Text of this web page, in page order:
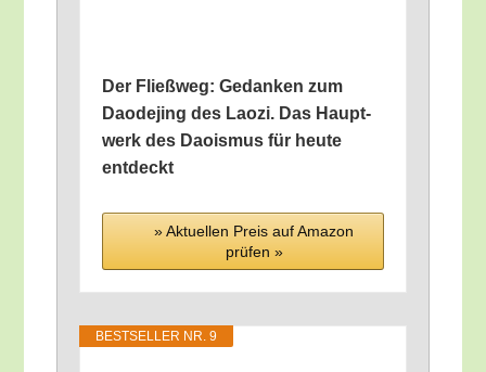
Der Fließ­weg: Gedan­ken zum
Dao­de­jing des Lao­zi. Das Haupt­
werk des Dao­is­mus für heu­te
entdeckt
» Aktu­el­len Preis auf Ama­zon
prü­fen »
BEST­SEL­LER NR. 9